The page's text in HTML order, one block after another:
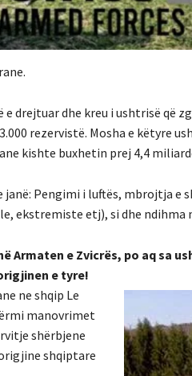
e drejtuar dhe kreu i ushtrisë që
rezervistë. Mosha e këtyre
kishte buxhetin prej 4,4
Pengimi i luftës, mbrojtja
ekstremiste etj), si dhe
Armaten e Zvicrës, po aq sa
e tyre!
ne shqip Le
manovrimet
shërbjene
shqiptare